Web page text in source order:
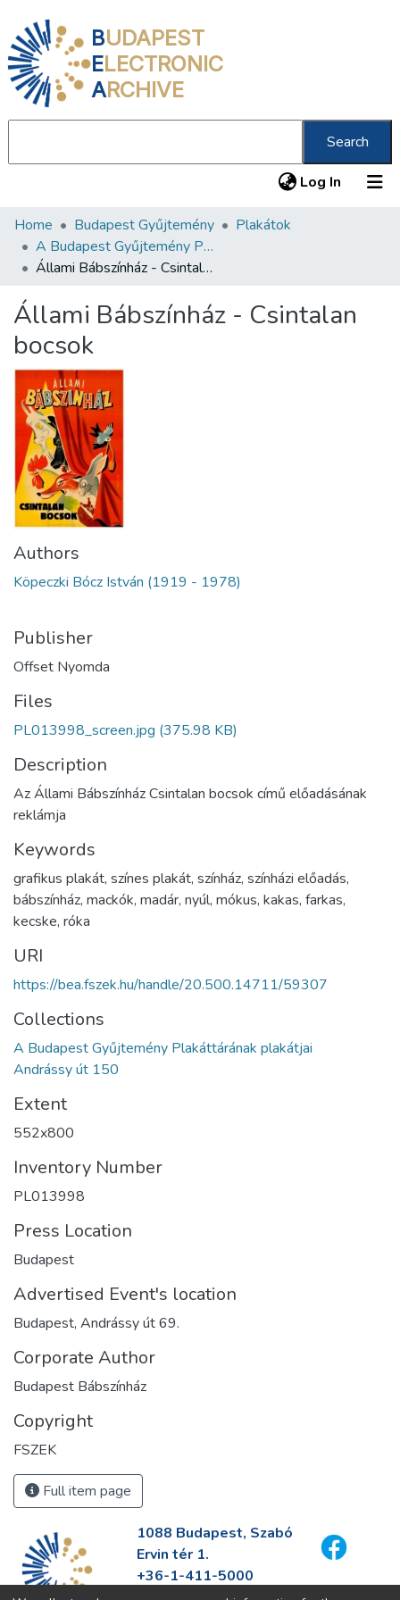
BUDAPEST
ELECTRONIC
ARCHIVE
Search
Log In (current)
Communities & Collections
All of DSpace
Statistics
About us
Home Budapest Gyűjtemény
Plakátok
A Budapest Gyűjtemény Plakáttárának plakátjai
Állami Bábszínház - Csintalan bocsok
Állami Bábszínház - Csintalan
bocsok
Authors
Köpeczki Bócz István (1919 - 1978)
Publisher
Offset Nyomda
Files
PL013998_screen.jpg (375.98 KB)
Description
Az Állami Bábszínház Csintalan bocsok című előadásának
reklámja
Keywords
grafikus plakát, színes plakát, színház, színházi előadás,
bábszínház, mackók, madár, nyúl, mókus, kakas, farkas,
kecske, róka
URI
https://bea.fszek.hu/handle/20.500.14711/59307
Collections
A Budapest Gyűjtemény Plakáttárának plakátjai
Andrássy út 150
Extent
552x800
Inventory Number
PL013998
Press Location
Budapest
Advertised Event's location
Budapest, Andrássy út 69.
Corporate Author
Budapest Bábszínház
Copyright
FSZEK
Full item page
1088 Budapest, Szabó
Ervin tér 1.
+36-1-411-5000